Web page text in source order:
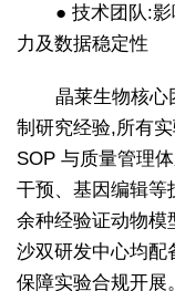
● 技术团队:
力及数据稳定性
晶莱生物核心
制研究经验,所有
SOP 与质量管理
干预、基因编辑等
余种经验证动物模
沙双研发中心均配
保障实验合规开展。